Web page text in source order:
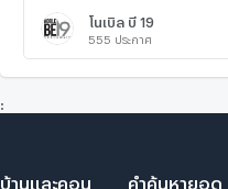
โนเบิล บี 19
555 ประกาศ
บ้านและคอน คำค้นหายอด